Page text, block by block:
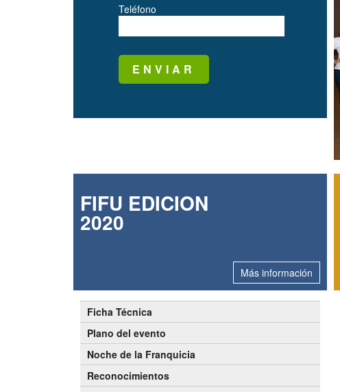
Teléfono
FIFU EDICION
2020
Más información
Ficha Técnica
Plano del evento
Noche de la Franquicia
Reconocimientos